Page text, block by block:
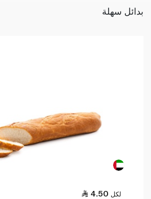
بدائل سهلة
4.50 لكل